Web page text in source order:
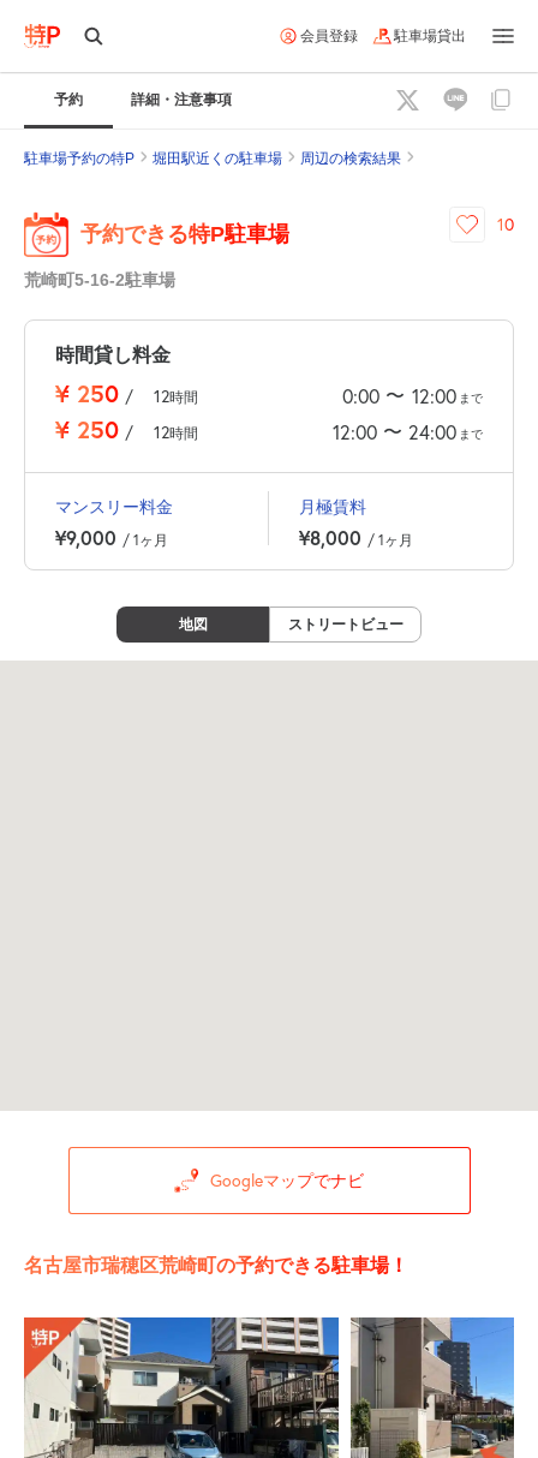
会員登録 駐車場貸出
予約 詳細・注意事項
駐車場予約の特P 堀田駅近くの駐車場 周辺の検索結果
予約できる特P駐車場
荒崎町5-16-2駐車場
10
時間貸し料金
¥ 250 / 12時間 0:00 〜 12:00 まで
¥ 250 / 12時間 12:00 〜 24:00 まで
マンスリー料金
¥9,000 / 1ヶ月
月極賃料
¥8,000 / 1ヶ月
地図 ストリートビュー
Googleマップでナビ
名古屋市瑞穂区荒崎町の予約できる駐車場！